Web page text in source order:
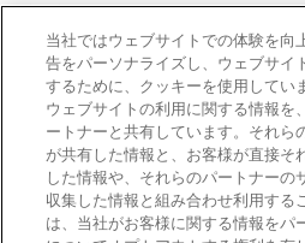
文字へ変更してご利用ください
オークネット.jpでは、全国の中古車について
とに、信頼性の高い中古車情報を提供してい
車種・エリア・走行距離等の基本的な中古車
よる検索、装備品等のオプション等の詳細検
度から探すことが可能です。 国内外の各メ
まに安心と信頼の全国の中古車についての
当社ではウェブサイトでの体験を向
告をパーソナライズし、ウェブサイ
するために、クッキーを使用してい
ウェブサイトの利用に関する情報を
ートナーと共有しています。それら
が共有した情報と、お客様が直接そ
した情報や、それらのパートナーの
収集した情報と組み合わせ利用する
は、当社がお客様に関する情報をパ